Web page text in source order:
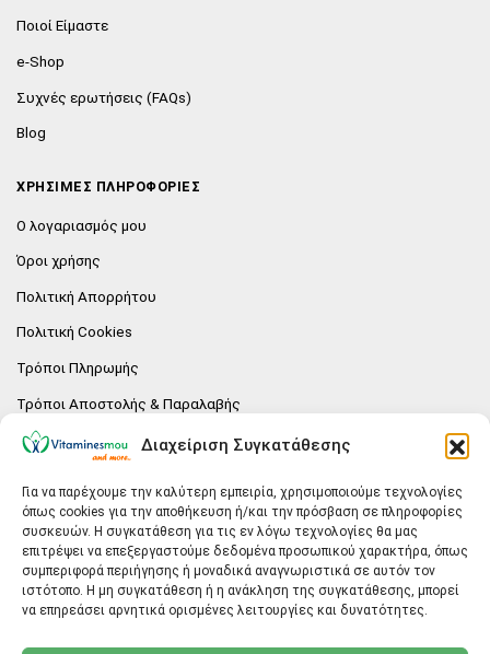
Διαχείριση Συγκατάθεσης
Για να παρέχουμε την καλύτερη εμπειρία, χρησιμοποιούμε τεχνολογίες
όπως cookies για την αποθήκευση ή/και την πρόσβαση σε πληροφορίες
συσκευών. Η συγκατάθεση για τις εν λόγω τεχνολογίες θα μας
επιτρέψει να επεξεργαστούμε δεδομένα προσωπικού χαρακτήρα, όπως
συμπεριφορά περιήγησης ή μοναδικά αναγνωριστικά σε αυτόν τον
ιστότοπο. Η μη συγκατάθεση ή η ανάκληση της συγκατάθεσης, μπορεί
να επηρεάσει αρνητικά ορισμένες λειτουργίες και δυνατότητες.
Ποιοί Είμαστε
e-Shop
Συχνές ερωτήσεις (FAQs)
Blog
ΧΡΗΣΙΜΕΣ ΠΛΗΡΟΦΟΡΙΕΣ
Ο λογαριασμός μου
Όροι χρήσης
Πολιτική Απορρήτου
Πολιτική Cookies
Τρόποι Πληρωμής
Τρόποι Αποστολής & Παραλαβής
Πολιτική επιστροφών
E-SHOP
Vitaminesmou.gr.
Άγιος Δημήτριος T.K.17236
Αττική